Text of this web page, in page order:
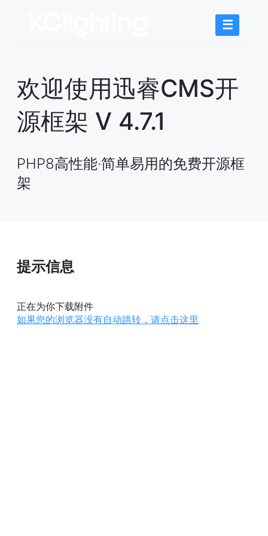
☰
欢迎使用迅睿CMS开
源框架 V 4.7.1
PHP8高性能·简单易用的免费开源框
架
提示信息
正在为你下载附件
如果您的浏览器没有自动跳转，请点击这里